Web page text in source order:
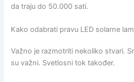
da traju do 50.000 sati.
Kako odabrati pravu LED solarne
Važno je razmotriti nekoliko stvari.
su važni. Svetlosni tok također.